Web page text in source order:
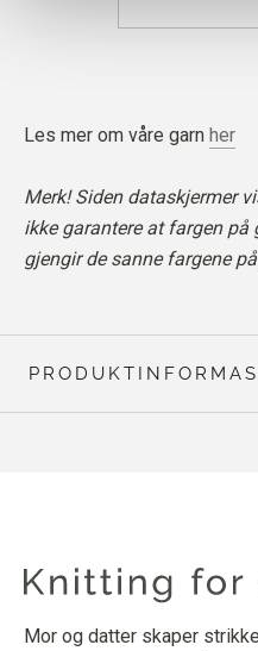
Les mer om våre garn her
Merk! Siden dataskjermer
ikke garantere at fargen
gjengir de sanne fargene
Mor og datter skaper